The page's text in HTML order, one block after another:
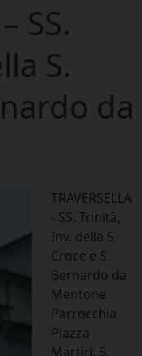
SS.
S.
da
TRAVERSELLA
- SS. Trinità,
Inv. della S.
Croce e S.
Bernardo da
Mentone
Parrocchia
Piazza
Martiri, 5,